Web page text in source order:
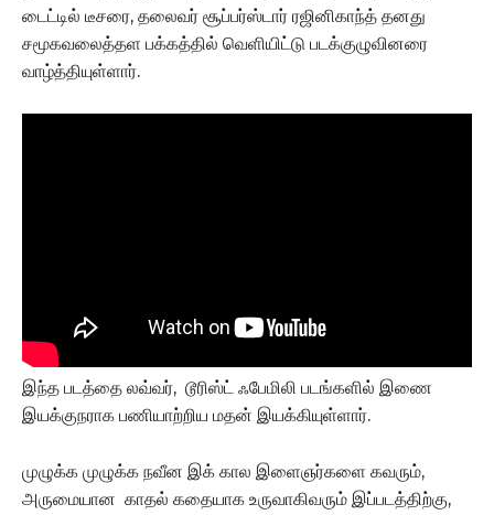
டைட்டில் டீசரை, தலைவர் சூப்பர்ஸ்டார் ரஜினிகாந்த் தனது
சமூகவலைத்தள பக்கத்தில் வெளியிட்டு படக்குழுவினரை
வாழ்த்தியுள்ளார்.
இந்த படத்தை லவ்வர், டூரிஸ்ட் ஃபேமிலி படங்களில் இணை
இயக்குநராக பணியாற்றிய மதன் இயக்கியுள்ளார்.
முழுக்க முழுக்க நவீன இக் கால இளைஞர்களை கவரும்,
அருமையான காதல் கதையாக உருவாகிவரும் இப்படத்திற்கு,